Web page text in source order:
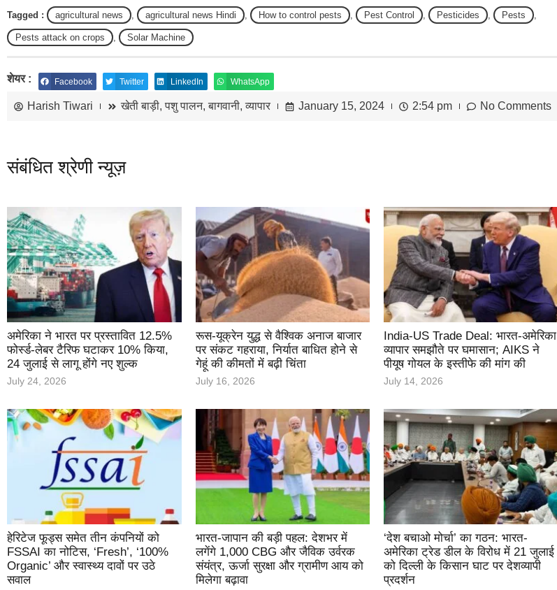
Tagged : agricultural news , agricultural news Hindi , How to control pests , Pest Control , Pesticides , Pests ,
Pests attack on crops , Solar Machine
शेयर : Facebook Twitter LinkedIn WhatsApp
Harish Tiwari खेती बाड़ी,पशु पालन,बागवानी,व्यापार January 15, 2024 2:54 pm No Comments
संबंधित श्रेणी न्यूज़
अमेरिका ने भारत पर प्रस्तावित 12.5%
फोर्स्ड-लेबर टैरिफ घटाकर 10% किया,
24 जुलाई से लागू होंगे नए शुल्क
July 24, 2026
रूस-यूक्रेन युद्ध से वैश्विक अनाज बाजार
पर संकट गहराया, निर्यात बाधित होने से
गेहूं की कीमतों में बढ़ी चिंता
July 16, 2026
India-US Trade Deal: भारत-अमेरिका
व्यापार समझौते पर घमासान; AIKS ने
पीयूष गोयल के इस्तीफे की मांग की
July 14, 2026
हेरिटेज फूड्स समेत तीन कंपनियों को
FSSAI का नोटिस, ‘Fresh’, ‘100%
Organic’ और स्वास्थ्य दावों पर उठे
सवाल
भारत-जापान की बड़ी पहल: देशभर में
लगेंगे 1,000 CBG और जैविक उर्वरक
संयंत्र, ऊर्जा सुरक्षा और ग्रामीण आय को
मिलेगा बढ़ावा
‘देश बचाओ मोर्चा’ का गठन: भारत-
अमेरिका ट्रेड डील के विरोध में 21 जुलाई
को दिल्ली के किसान घाट पर देशव्यापी
प्रदर्शन